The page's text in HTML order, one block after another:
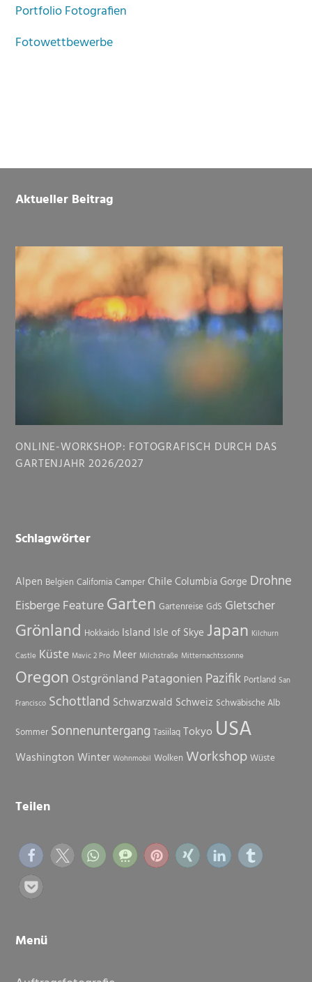
Portfolio Fotografien
Fotowettbewerbe
Footer
Aktueller Beitrag
ONLINE-WORKSHOP: FOTOGRAFISCH DURCH DAS
GARTENJAHR 2026/2027
Schlagwörter
Alpen Belgien California Camper ChileColumbia Gorge Drohne
EisbergeFeatureGarten Gartenreise GdS Gletscher
Grönland Hokkaido Island Isle of Skye Japan Kilchurn
Castle Küste Mavic 2 Pro Meer Milchstraße Mitternachtssonne
Oregon Ostgrönland Patagonien Pazifik Portland San
Francisco Schottland Schwarzwald Schweiz Schwäbische Alb
Sommer Sonnenuntergang Tasiilaq Tokyo USA
Washington Winter Wohnmobil Wolken Workshop Wüste
Teilen
Menü